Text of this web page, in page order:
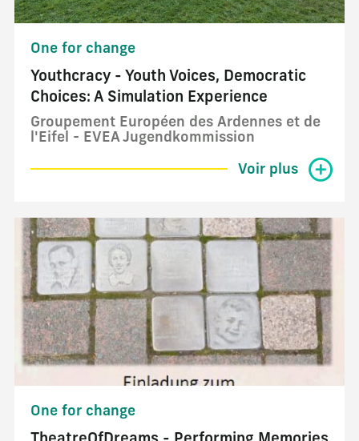
One for change
Youthcracy - Youth Voices, Democratic
Choices: A Simulation Experience
Groupement Européen des Ardennes et de
l'Eifel - EVEA Jugendkommission
Voir plus
One for change